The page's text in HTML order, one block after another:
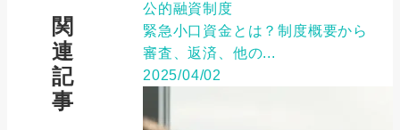
関
連
記
事
公的融資制度
緊急小口資金とは？制度概要から
審査、返済、他の...
2025/04/02